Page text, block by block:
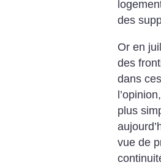
des
Or en
des
dans
plus
vue de